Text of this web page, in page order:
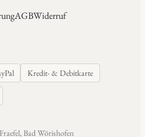
AGBWiderruf
Kredit- & Debitkarte
Bad Wörishofen